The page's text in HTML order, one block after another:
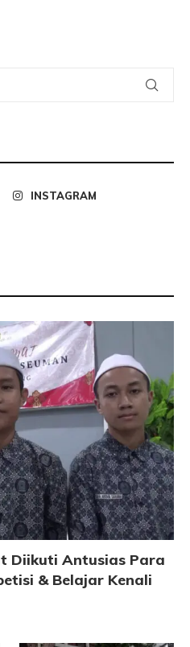
INSTAGRAM
Diikuti Antusias Para
& Belajar Kenali